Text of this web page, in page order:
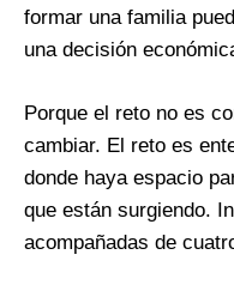
formar una familia
una decisión
Porque el reto no es
cambiar. El reto es
donde haya espacio
que están surgiendo.
acompañadas de